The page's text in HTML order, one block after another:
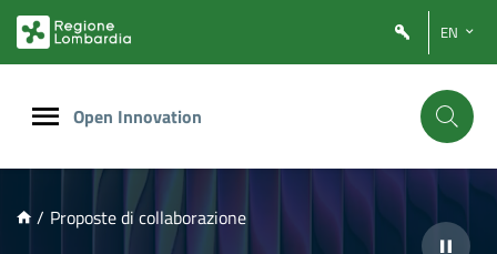
PRINCIPALE
EN
Open Innovation
/ Proposte di collaborazione